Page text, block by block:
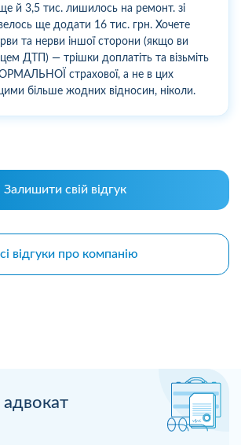
й 3,5 тис. лишилось на ремонт. зі
ще додати 16 тис. грн. Хочете
та нерви іншої сторони (якщо ви
ДТП) — трішки доплатіть та візьміть
страхової, а не в цих
більше жодних відносин, ніколи.
Залишити свій відгук
відгуки про компанію